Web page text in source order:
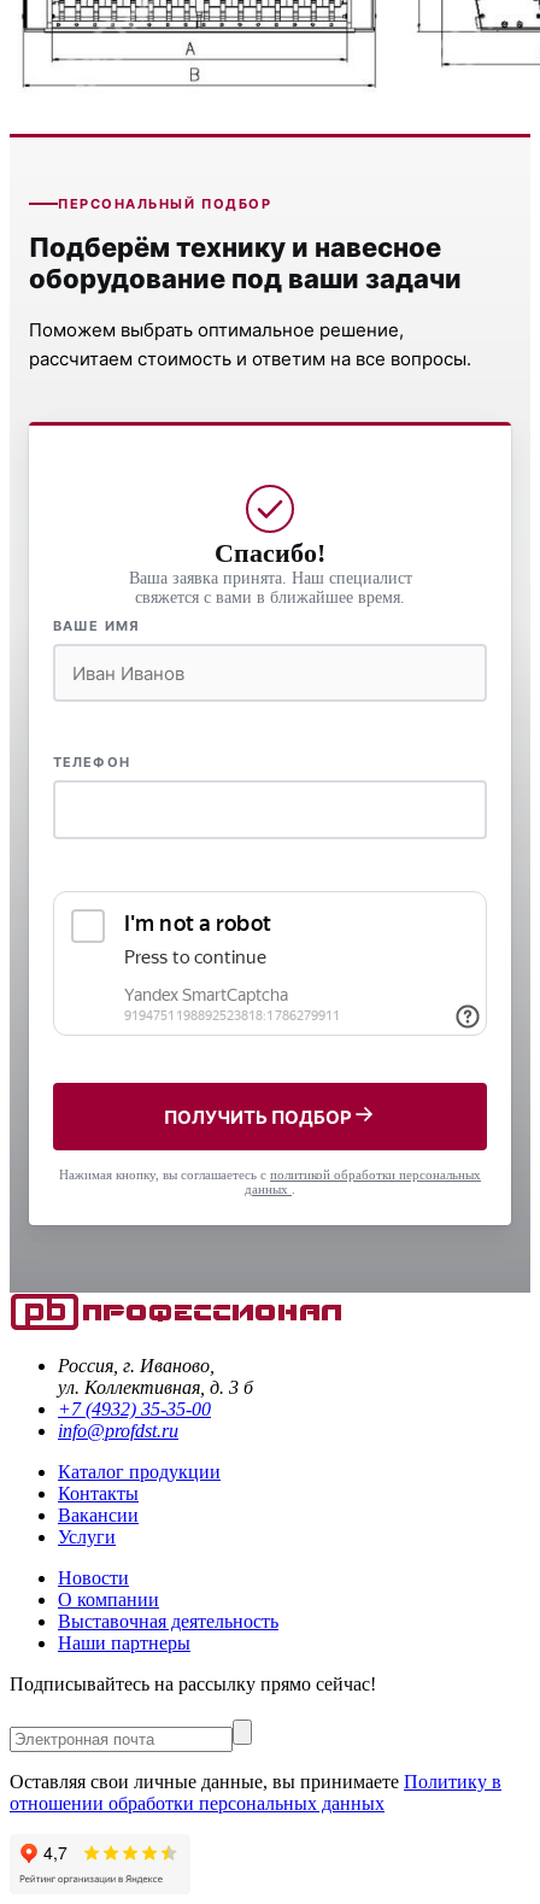
ПЕРСОНАЛЬНЫЙ ПОДБОР
Подберём технику и навесное
оборудование под ваши задачи
Поможем выбрать оптимальное решение,
рассчитаем стоимость и ответим на все вопросы.
Спасибо!
Ваша заявка принята. Наш специалист
свяжется с вами в ближайшее время.
ВАШЕ ИМЯ
ТЕЛЕФОН
ПОЛУЧИТЬ ПОДБОР
Нажимая кнопку, вы соглашаетесь с политикой обработки персональных
данных
Россия, г. Иваново,
ул. Коллективная, д. 3 б
+7 (4932) 35-35-00
info@profdst.ru
Каталог продукции
Контакты
Вакансии
Услуги
Новости
О компании
Выставочная деятельность
Наши партнеры
Подписывайтесь на рассылку прямо сейчас!
Оставляя свои личные данные, вы принимаете Политику в
отношении обработки персональных данных